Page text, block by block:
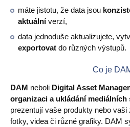
Kontakt
máte jistotu, že data jsou
aktuálníverzí,
data jednoduše aktualizujete,
exportovat do různých výstupů.
Co je
DAM neboli Digital Asset
organizaci a ukládání mediálních
prezentují vaše produkty nebo
fotky, videa či různé grafiky. DAM